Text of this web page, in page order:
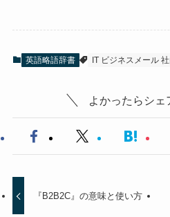
英語略語辞書 IT ビジネスメール
よかったらシェ
『B2B2C』の意味と使い方